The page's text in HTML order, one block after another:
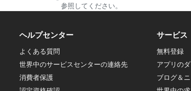
参照してください。
ヘルプセンター
よくある質問
世界中のサービスセンターの連絡先
消費者保護
サービス
無料登録
アプリの
ブログ＆